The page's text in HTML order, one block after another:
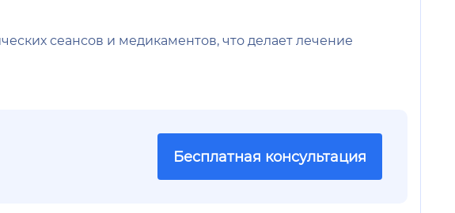
сеансов и медикаментов, что делает лечение
Бесплатная консультация